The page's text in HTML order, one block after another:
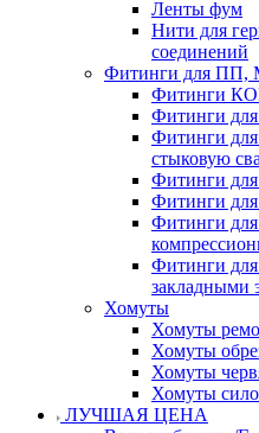
Ленты фум
Нити для
соединений
Фитинги для ПП,
Фитинги
Фитинги
Фитинги
стыковую
Фитинги
Фитинги
Фитинги
Фитинги
закладными
Хомуты
Хомуты
Хомуты
Хомуты
Хомуты
ЛУЧШАЯ ЦЕНА